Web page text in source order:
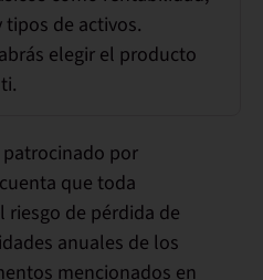
tipos de activos.
elegir el producto
por
que toda
riesgo de pérdida de
anuales de los
mencionados en